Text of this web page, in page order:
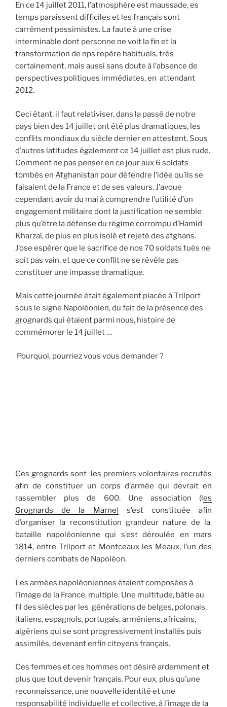
En ce 14 juillet 2011, l’atmosphère est maussade, es
temps paraissent difficiles et les français sont
carrément pessimistes. La faute à une crise
interminable dont personne ne voit la fin et la
transformation de nps repère habituels, trés
certainement, mais aussi sans doute à l’absence de
perspectives politiques immédiates, en attendant
2012.
Ceci étant, il faut relativiser, dans la passé de notre
pays bien des 14 juillet ont été plus dramatiques, les
conflits mondiaux du siècle dernier en attestent. Sous
d’autres latitudes également ce 14 juillet est plus rude.
Comment ne pas penser en ce jour aux 6 soldats
tombés en Afghanistan pour défendre l’idée qu’ils se
faisaient de la France et de ses valeurs. J’avoue
cependant avoir du mal à comprendre l’utilité d’un
engagement militaire dont la justification ne semble
plus qu’être la défense du régime corrompu d’Hamid
Kharzaï, de plus en plus isolé et rejeté des afghans.
J’ose espèrer que le sacrifice de nos 70 soldats tués ne
soit pas vain, et que ce conflit ne se révèle pas
constituer une impasse dramatique.
Mais cette journée était également placée à Trilport
sous le signe Napoléonien, du fait de la présence des
grognards qui étaient parmi nous, histoire de
commémorer le 14 juillet …
Pourquoi, pourriez vous vous demander ?
Ces grognards sont les premiers volontaires recrutés
afin de constituer un corps d’armée qui devrait en
rassembler plus de 600. Une association (les
Grognards de la Marne)s’est constituée afin
d’organiser la reconstitution grandeur nature de la
bataille napoléonienne qui s’est déroulée en mars
1814, entre Trilport et Montceaux les Meaux, l’un des
derniers combats de Napoléon.
Les armées napoléoniennes étaient composées à
l’image de la France, multiple. Une multitude, bâtie au
fil des siècles par les générations de belges, polonais,
italiens, espagnols, portugais, arméniens, africains,
algériens qui se sont progressivement installés puis
assimilés, devenant enfin citoyens français.
Ces femmes et ces hommes ont désiré ardemment et
plus que tout devenir français. Pour eux, plus qu’une
reconnaissance, une nouvelle identité et une
responsabilité individuelle et collective, à l’image de la